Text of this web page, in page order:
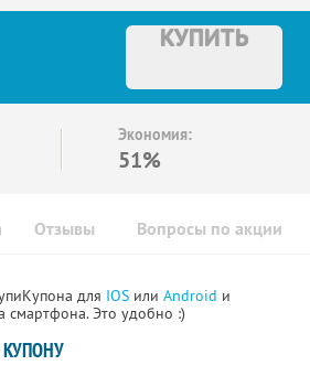
КУПИТЬ
Экономия:
51%
Отзывы Вопросы по акции
для IOS или Android и
смартфона. Это удобно :)